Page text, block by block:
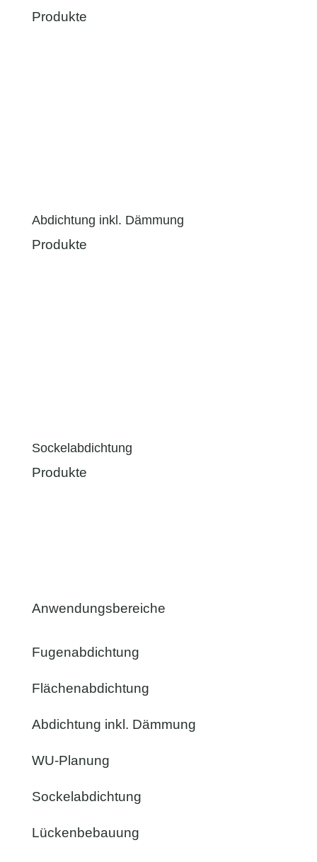
Produkte
Abdichtung inkl. Dämmung
Produkte
Sockelabdichtung
Produkte
Anwendungsbereiche
Fugenabdichtung
Flächenabdichtung
Abdichtung inkl. Dämmung
WU-Planung
Sockelabdichtung
Lückenbebauung